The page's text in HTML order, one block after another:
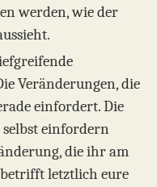
werden, wie der
Veränderungen, die
einfordert. Die
einfordern
die ihr am
letztlich eure